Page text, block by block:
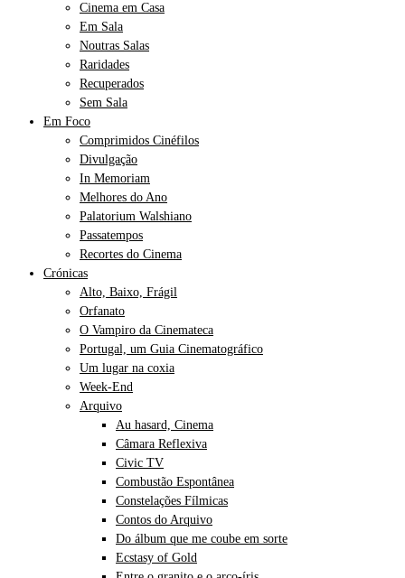
Cinema em Casa
Em Sala
Noutras Salas
Raridades
Recuperados
Sem Sala
Em Foco
Comprimidos Cinéfilos
Divulgação
In Memoriam
Melhores do Ano
Palatorium Walshiano
Passatempos
Recortes do Cinema
Crónicas
Alto, Baixo, Frágil
Orfanato
O Vampiro da Cinemateca
Portugal, um Guia Cinematográfico
Um lugar na coxia
Week-End
Arquivo
Au hasard, Cinema
Câmara Reflexiva
Civic TV
Combustão Espontânea
Constelações Fílmicas
Contos do Arquivo
Do álbum que me coube em sorte
Ecstasy of Gold